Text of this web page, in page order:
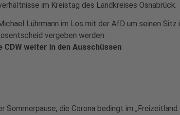
im Kreistag des Landkreises Osnabrück.
Lührmann im Los mit der AfD um seinen
vergeben werden.
weiter in den Ausschüssen
die Corona bedingt im